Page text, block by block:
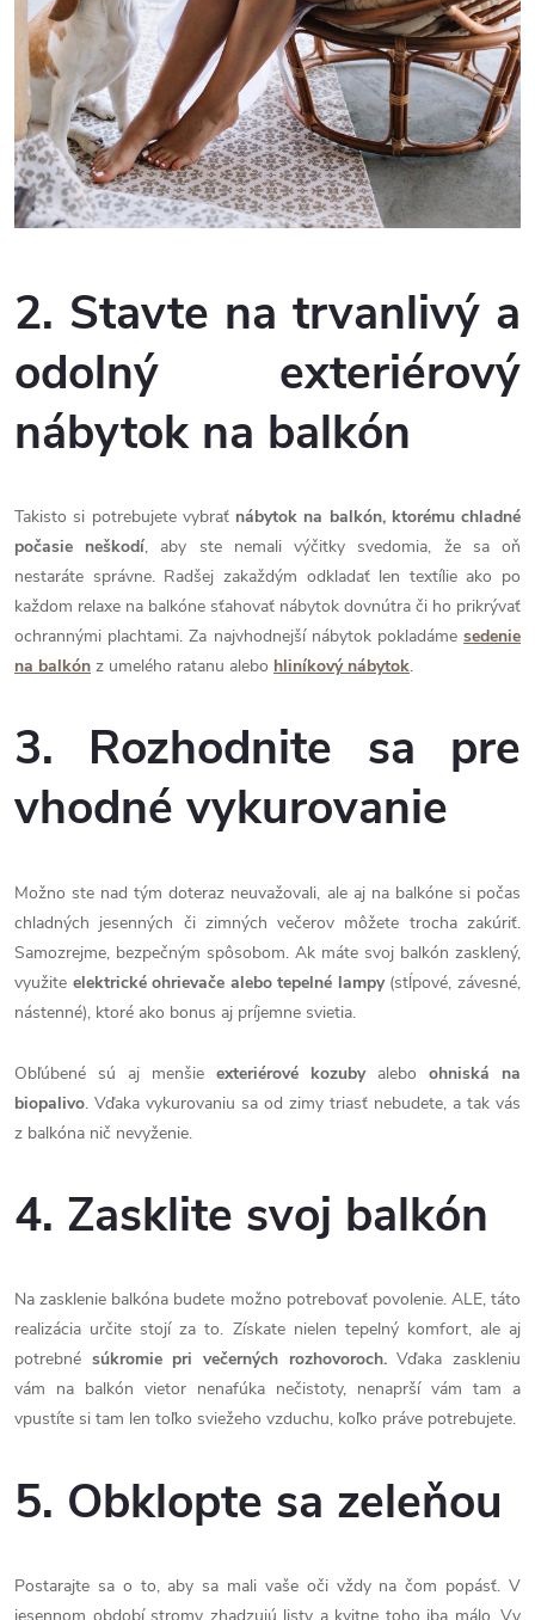
2. Stavte na trvanlivý a
odolný exteriérový
nábytok na balkón
Takisto si potrebujete vybrať nábytok na balkón, ktorému chladné
počasie neškodí, aby ste nemali výčitky svedomia, že sa oň
nestaráte správne. Radšej zakaždým odkladať len textílie ako po
každom relaxe na balkóne sťahovať nábytok dovnútra či ho prikrývať
ochrannými plachtami. Za najvhodnejší nábytok pokladáme sedenie
na balkón z umelého ratanu alebo hliníkový nábytok.
3. Rozhodnite sa pre
vhodné vykurovanie
Možno ste nad tým doteraz neuvažovali, ale aj na balkóne si počas
chladných jesenných či zimných večerov môžete trocha zakúriť.
Samozrejme, bezpečným spôsobom. Ak máte svoj balkón zasklený,
využite elektrické ohrievače alebo tepelné lampy (stĺpové, závesné,
nástenné), ktoré ako bonus aj príjemne svietia.
Obľúbené sú aj menšie exteriérové kozubyalebo ohniská na
biopalivo. Vďaka vykurovaniu sa od zimy triasť nebudete, a tak vás
z balkóna nič nevyženie.
4. Zasklite svoj balkón
Na zasklenie balkóna budete možno potrebovať povolenie. ALE, táto
realizácia určite stojí za to. Získate nielen tepelný komfort, ale aj
potrebné súkromie pri večerných rozhovoroch.Vďaka zaskleniu
vám na balkón vietor nenafúka nečistoty, nenaprší vám tam a
vpustíte si tam len toľko sviežeho vzduchu, koľko práve potrebujete.
5. Obklopte sa zeleňou
Postarajte sa o to, aby sa mali vaše oči vždy na čom popásť. V